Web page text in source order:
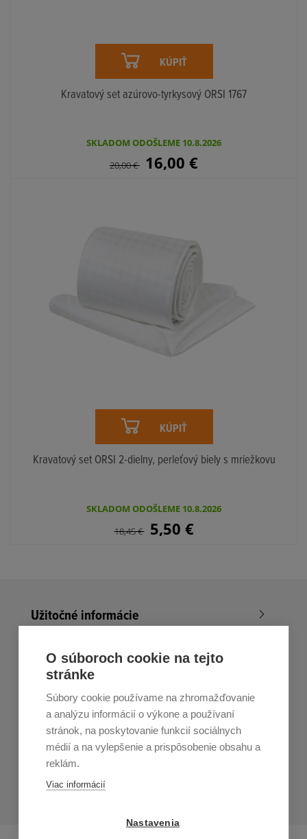
KÚPIŤ
Kravatový set azúrovo-tyrkysový ORSI 1767
SKLADOM ODOŠLEME 10.8.2026
20,00€ 16,00 €
KÚPIŤ
Kravatový set ORSI 2-dielny, perleťový biely s mriežkovu
SKLADOM ODOŠLEME 10.8.2026
18,45€ 5,50 €
Užitočné informácie
Nákup v All4Men.sk
Zákaznícky servis
Prihláste sa k odberu noviniek
Prihlásiť
osoby staršie ako 16 rokov!
O súboroch cookie na tejto
stránke
Súbory cookie používame na zhromažďovanie
a analýzu informácií o výkone a používaní
stránok, na poskytovanie funkcií sociálnych
médií a na vylepšenie a prispôsobenie obsahu a
reklám.
Viac informácií
Nastavenia